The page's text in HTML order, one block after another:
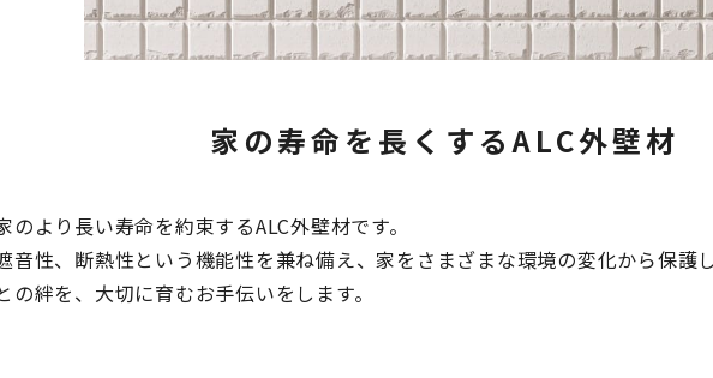
家の寿命を長くするALC外壁材
より長い寿命を約束するALC外壁材です。
音性、断熱性という機能性を兼ね備え、家をさまざまな環境の変化から保護
絆を、大切に育むお手伝いをします。